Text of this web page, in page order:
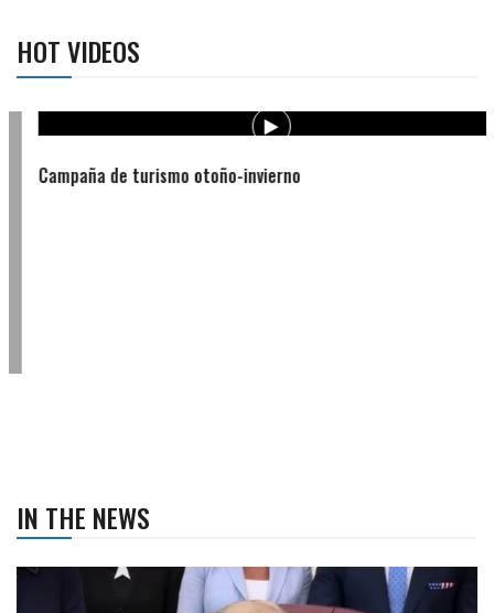
HOT VIDEOS
Campaña de turismo otoño-invierno
IN THE NEWS